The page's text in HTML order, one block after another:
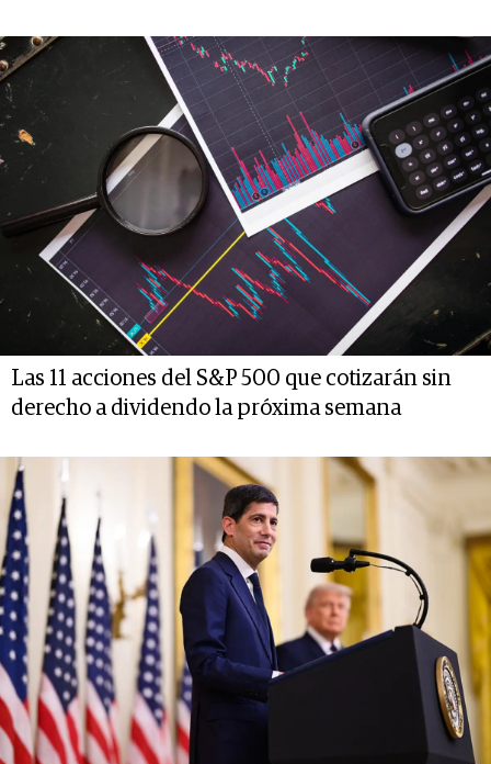
Las 11 acciones del S&P 500 que cotizarán sin
derecho a dividendo la próxima semana